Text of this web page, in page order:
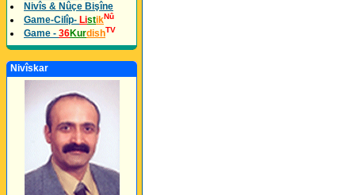
Nivîs & Nûçe Bişîne
Game-Cilîp- ListikNû
Game - 36KurdishTV
Nivîskar